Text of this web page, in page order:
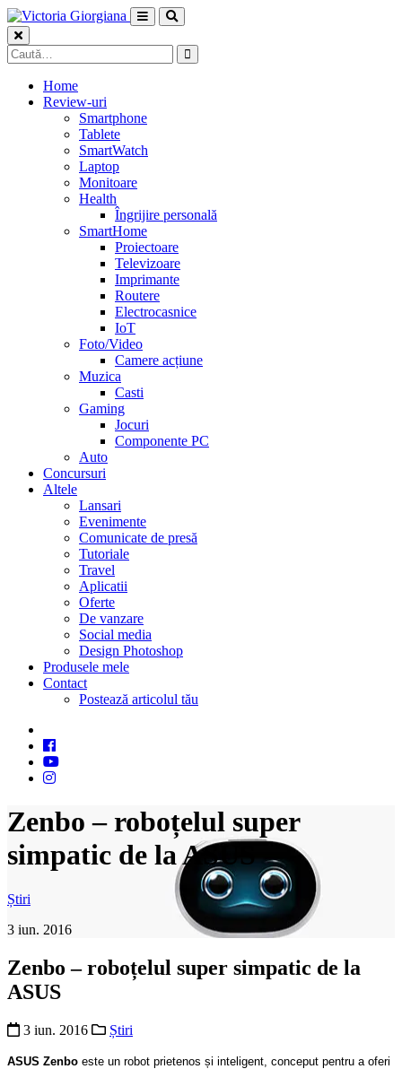
Skip
to
content
Caută
după:
Home
Review-uri
Smartphone
Tablete
SmartWatch
Laptop
Monitoare
Health
Îngrijire personală
SmartHome
Proiectoare
Televizoare
Imprimante
Routere
Electrocasnice
IoT
Foto/Video
Camere acțiune
Muzica
Casti
Gaming
Jocuri
Componente PC
Auto
Concursuri
Altele
Lansari
Evenimente
Comunicate de presă
Tutoriale
Travel
Aplicatii
Oferte
De vanzare
Social media
Design Photoshop
Produsele mele
Contact
Postează articolul tău
Zenbo – roboțelul super
simpatic de la ASUS
Știri
3 iun. 2016
Zenbo – roboțelul super simpatic de la
ASUS
3 iun. 2016 Știri
ASUS Zenbo este un robot prietenos și inteligent, conceput pentru a oferi